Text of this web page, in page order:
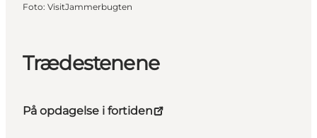
Trædestenene
På opdagelse i fortiden
Foto: VisitJammerbugten